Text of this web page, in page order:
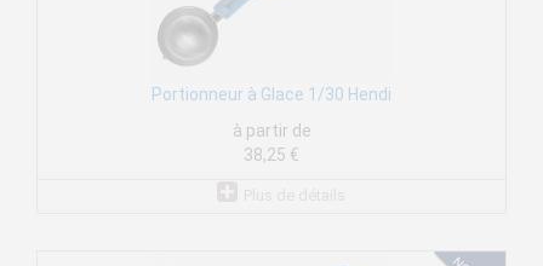
Portionneur à Glace 1/30 Hendi
à partir de
38,25 €